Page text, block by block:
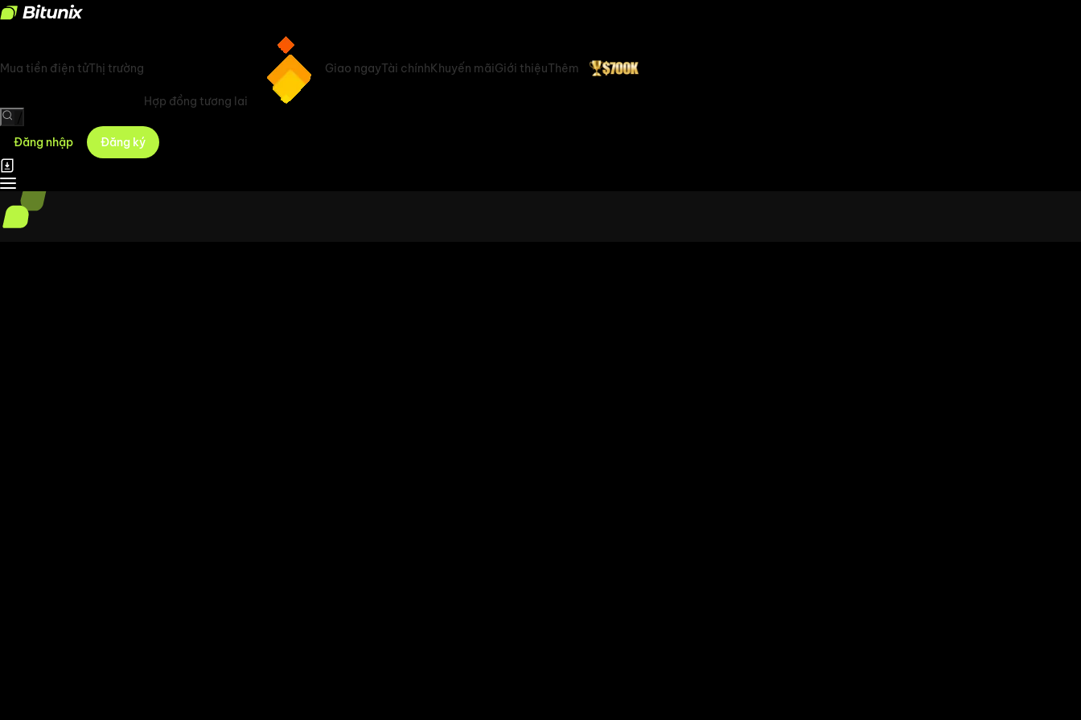
Mua tiền điện tửThị trường
Hợp đồng tương lai
Giao ngayTài chínhKhuyến mãiGiới thiệuThêm
Đăng nhập
Đăng ký